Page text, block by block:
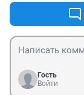
Гость
Войти